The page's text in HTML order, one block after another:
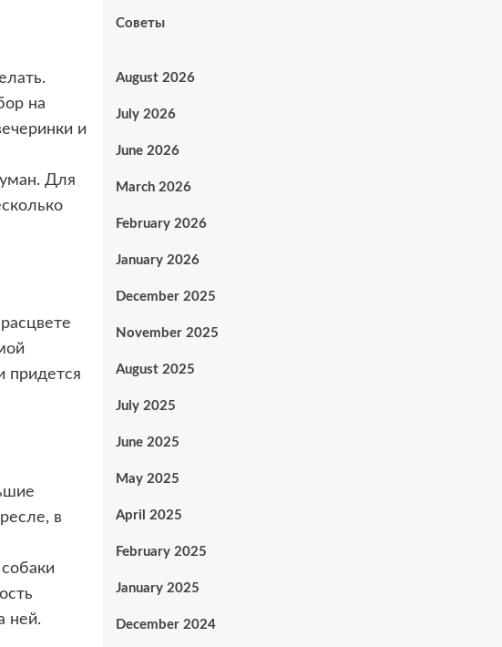
на
и
Для
придется
в
ней.
Советы
August 2026
July 2026
June 2026
March 2026
February 2026
January 2026
December 2025
November 2025
August 2025
July 2025
June 2025
May 2025
April 2025
February 2025
January 2025
December 2024